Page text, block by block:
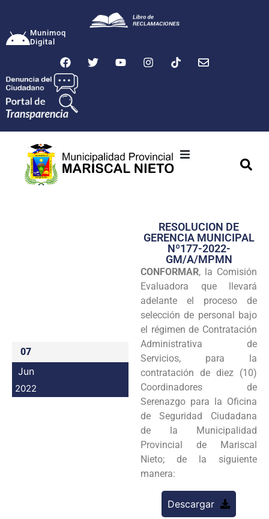
Munimoq
Digital
Transparencia
Seguridad
Programas
Intranet
07
Jun
2022
RESOLUCION DE
GERENCIA MUNICIPAL
Nº177-2022-
GM/A/MPMN
CONFORMAR, la Comisión
Evaluadora que llevará
adelante el proceso de
selección de personal bajo
el régimen de Contratación
Administrativa de
Servicios, para la
contratación de diez (10)
Coordinadores de
Serenazgo para la Oficina
de Seguridad Ciudadana
de la Municipalidad
Provincial de Mariscal
Nieto; de la siguiente
manera:
Descargar